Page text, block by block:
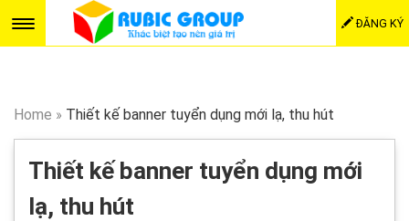
ĐĂNG KÝ
Home » Thiết kế banner tuyển dụng mới lạ, thu hút
Thiết kế banner tuyển dụng mới
lạ, thu hút